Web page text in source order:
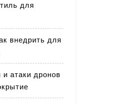
для
внедрить для
атаки дронов